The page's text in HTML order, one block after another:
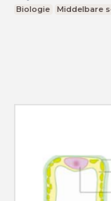
Biologie Middelbare